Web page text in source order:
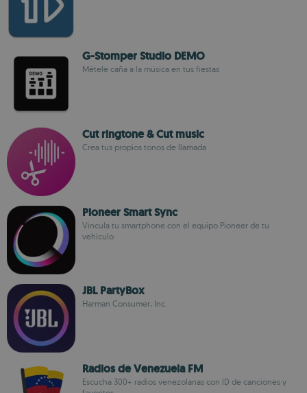
G-Stomper Studio DEMO
Métele caña a la música en tus fiestas
Cut ringtone & Cut music
Crea tus propios tonos de llamada
Pioneer Smart Sync
Vincula tu smartphone con el equipo Pioneer de tu
vehículo
JBL PartyBox
Harman Consumer, Inc.
Radios de Venezuela FM
Escucha 300+ radios venezolanas con ID de canciones y